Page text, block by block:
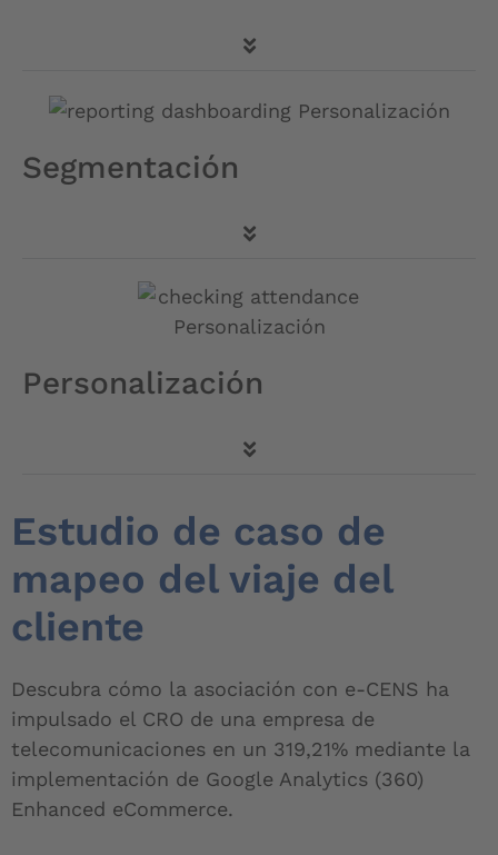
Segmentación
Personalización
Estudio de caso de
mapeo del viaje del
cliente
Descubra cómo la asociación con e-CENS ha
impulsado el CRO de una empresa de
telecomunicaciones en un 319,21% mediante la
implementación de Google Analytics (360)
Enhanced eCommerce.